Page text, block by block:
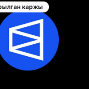
каржы